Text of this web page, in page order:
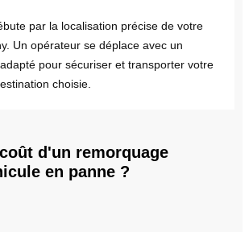
par la localisation précise de votre
Un opérateur se déplace avec un
pour sécuriser et transporter votre
choisie.
d'un remorquage
en panne ?